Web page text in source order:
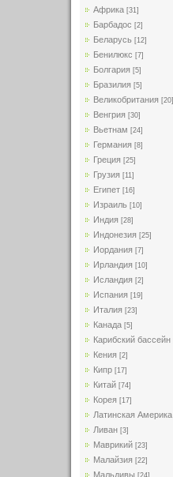
Африка [31]
Барбадос [2]
Беларусь [12]
Бенилюкс [7]
Болгария [5]
Бразилия [5]
Великобритания [20]
Венгрия [30]
Вьетнам [24]
Германия [8]
Греция [25]
Грузия [11]
Египет [16]
Израиль [10]
Индия [28]
Индонезия [25]
Иордания [7]
Ирландия [10]
Исландия [2]
Испания [19]
Италия [23]
Канада [5]
Карибский бассейн
Кения [2]
Кипр [17]
Китай [74]
Корея [17]
Латинская Америка
Ливан [3]
Маврикий [23]
Малайзия [22]
Мальдивы [24]